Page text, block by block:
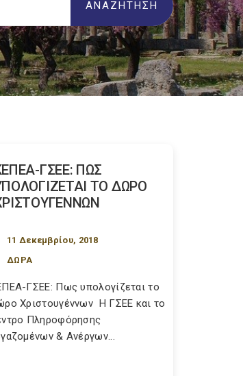
ΓΣΕΕ: ΠΩΣ
ΤΟ ΔΩΡΟ
11 Δεκεμβρίου, 2018
ΔΩΡΑ
ΓΣΕΕ: Πως υπολογίζεται το
Χριστουγέννων H ΓΣΕΕ και το
Πληροφόρησης
& Ανέργων...